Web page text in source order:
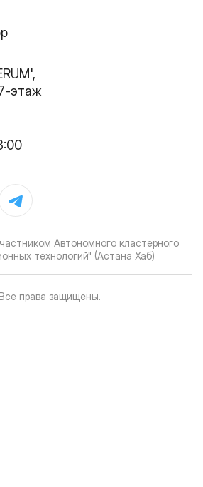
этаж
Автономного кластерного
технологий" (Астана Хаб)
Все права защищены.